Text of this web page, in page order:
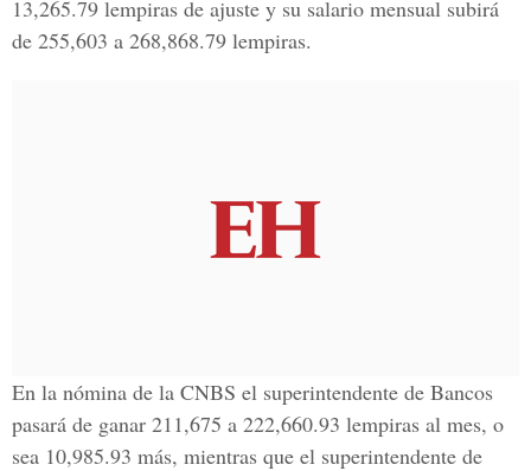
13,265.79 lempiras de ajuste y su salario mensual subirá
de 255,603 a 268,868.79 lempiras.
En la nómina de la CNBS el superintendente de Bancos
pasará de ganar 211,675 a 222,660.93 lempiras al mes, o
sea 10,985.93 más, mientras que el superintendente de